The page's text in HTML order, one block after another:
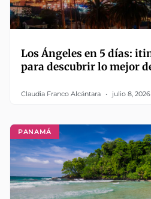
Los Ángeles en 5 días:
para descubrir lo mejor
Claudia Franco Alcántara julio 8, 2026
PANAMÁ